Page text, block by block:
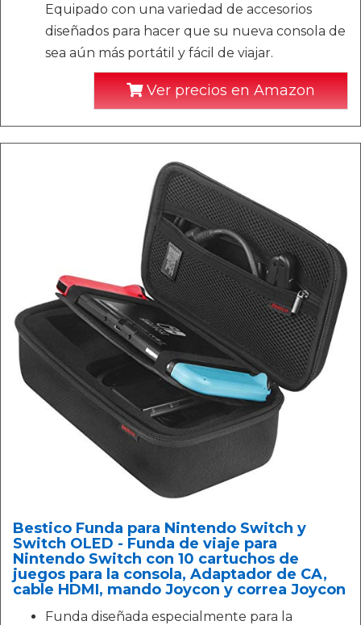
Equipado con una variedad de accesorios
diseñados para hacer que su nueva consola de
sea aún más portátil y fácil de viajar.
Ver precios en Amazon
Bestico Funda para Nintendo Switch y
Switch OLED - Funda de viaje para
Nintendo Switch con 10 cartuchos de
juegos para la consola, Adaptador de CA,
cable HDMI, mando Joycon y correa Joycon
Funda diseñada especialmente para la